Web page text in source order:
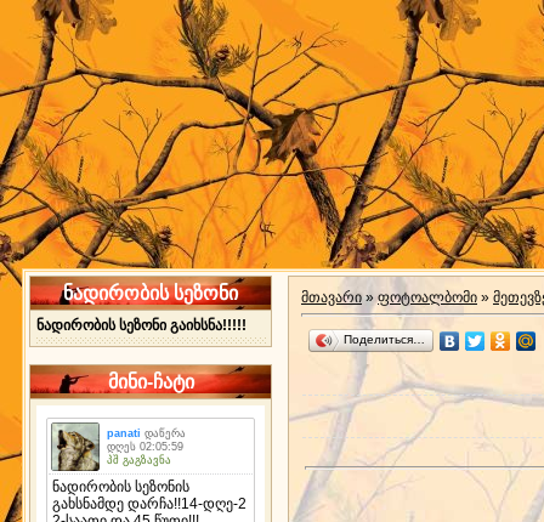
ნადირობის სეზონი
ნადირობის სეზონი გაიხსნა!!!!!
მინი-ჩატი
მთავარი » ფოტოალბომი »
Поделиться…